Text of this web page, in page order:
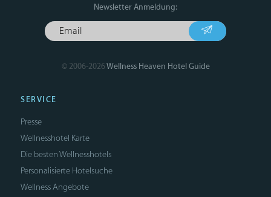
Newsletter Anmeldung:
© 2006-2026Wellness Heaven Hotel Guide
SERVICE
Presse
Wellnesshotel Karte
Die besten Wellnesshotels
Personalisierte Hotelsuche
Wellness Angebote